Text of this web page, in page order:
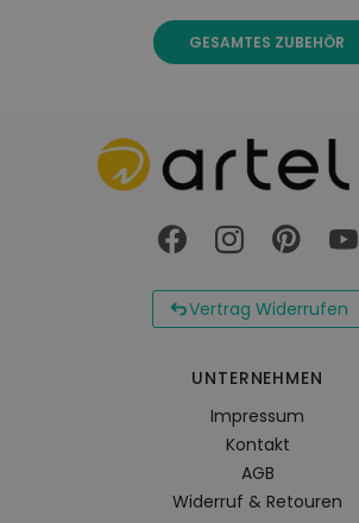
GESAMTES ZUBEHÖR
Vertrag Widerrufen
UNTERNEHMEN
Impressum
Kontakt
AGB
Widerruf & Retouren